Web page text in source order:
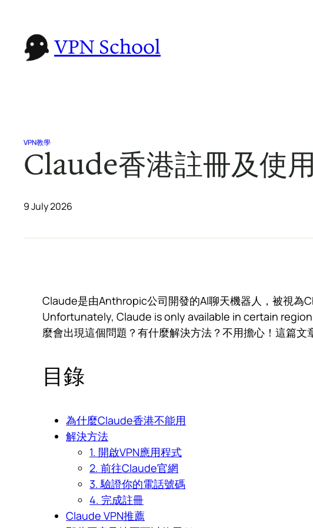
content
VPN School
VPN教學
Claude香港註冊及使
9 July 2026
Claude是由Anthropic公司開發的AI聊天機器人，被視為
Unfortunately, Claude is only available in certain
麼會出現這個問題？有什麼解決方法？不用擔心！這篇文
目錄
為什麼Claude香港不能用
解決方法
1. 開啟VPN應用程式
2. 前往Claude官網
3. 驗證你的電話號碼
4. 完成註冊
Claude VPN推薦